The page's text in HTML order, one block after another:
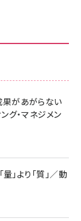
増刊
メの矜持／
式投資
KLMEA128G
17 用 保護フィ
インチ) 対応
イズキャンセリ
KLMEA128G
ロゴ - クラ
C & USB-C
トブラック)
果があがらない
グ・マネジメン
」より「質」／動